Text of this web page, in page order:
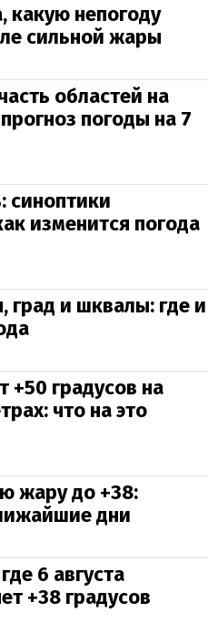
какую непогоду
сильной жары
областей на
погоды на 7
синоптики
изменится погода
град и шквалы: где и
градусов на
что на это
жару до +38:
дни
6 августа
+38 градусов